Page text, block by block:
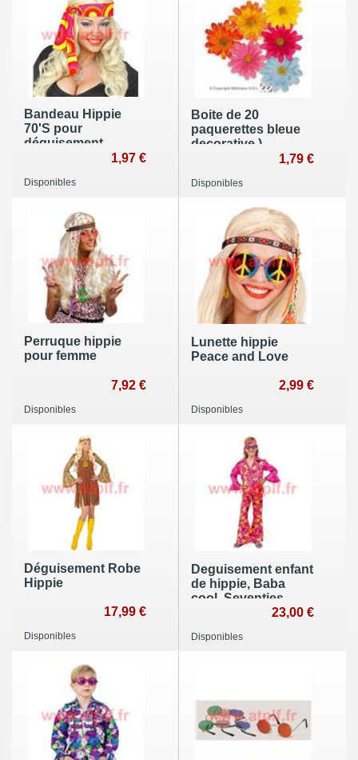
Bandeau Hippie
70'S pour
déguisement
1,97 €
Disponibles
Boite de 20
paquerettes bleue
decorative )
1,79 €
Disponibles
Perruque hippie
pour femme
7,92 €
Disponibles
Lunette hippie
Peace and Love
2,99 €
Disponibles
Déguisement Robe
Hippie
17,99 €
Disponibles
Deguisement enfant
de hippie, Baba
cool, Seventies,
Flower Power23,00 €
Disponibles